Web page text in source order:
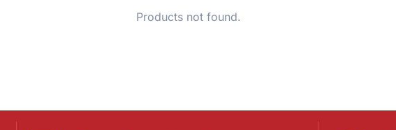
Products not found.